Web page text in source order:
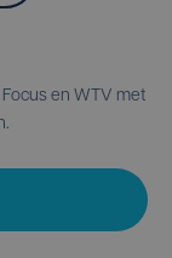
en WTV met